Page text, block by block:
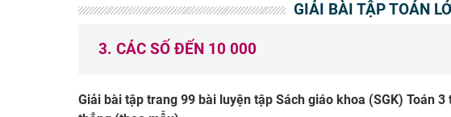
GIẢI BÀI TẬP TOÁN
3. CÁC SỐ ĐẾN 10 000
Giải bài tập trang 99 bài luyện tập Sách giáo khoa (SGK) Toán